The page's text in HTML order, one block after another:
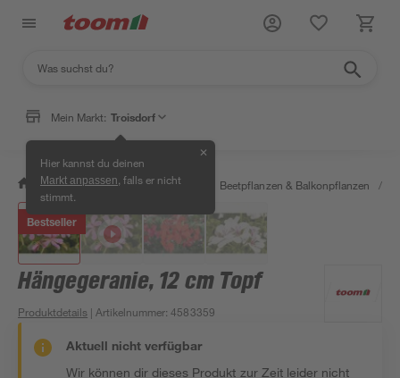
Mein Markt: Troisdorf
Hier kannst du deinen
Markt anpassen , falls er nicht
stimmt.
✕
/ Garten & Freizeit / Pflanzen Beetpflanzen & Balkonpflanzen /
Bestseller
Hängegeranie, 12 cm Topf
Produktdetails | Artikelnummer:4583359
Aktuell nicht verfügbar
Wir können dir dieses Produkt zur Zeit leider nicht